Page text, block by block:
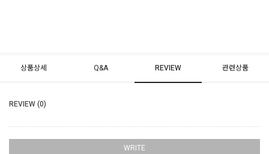
상품상세 Q&A REVIEW 관련상품
REVIEW (0)
WRITE